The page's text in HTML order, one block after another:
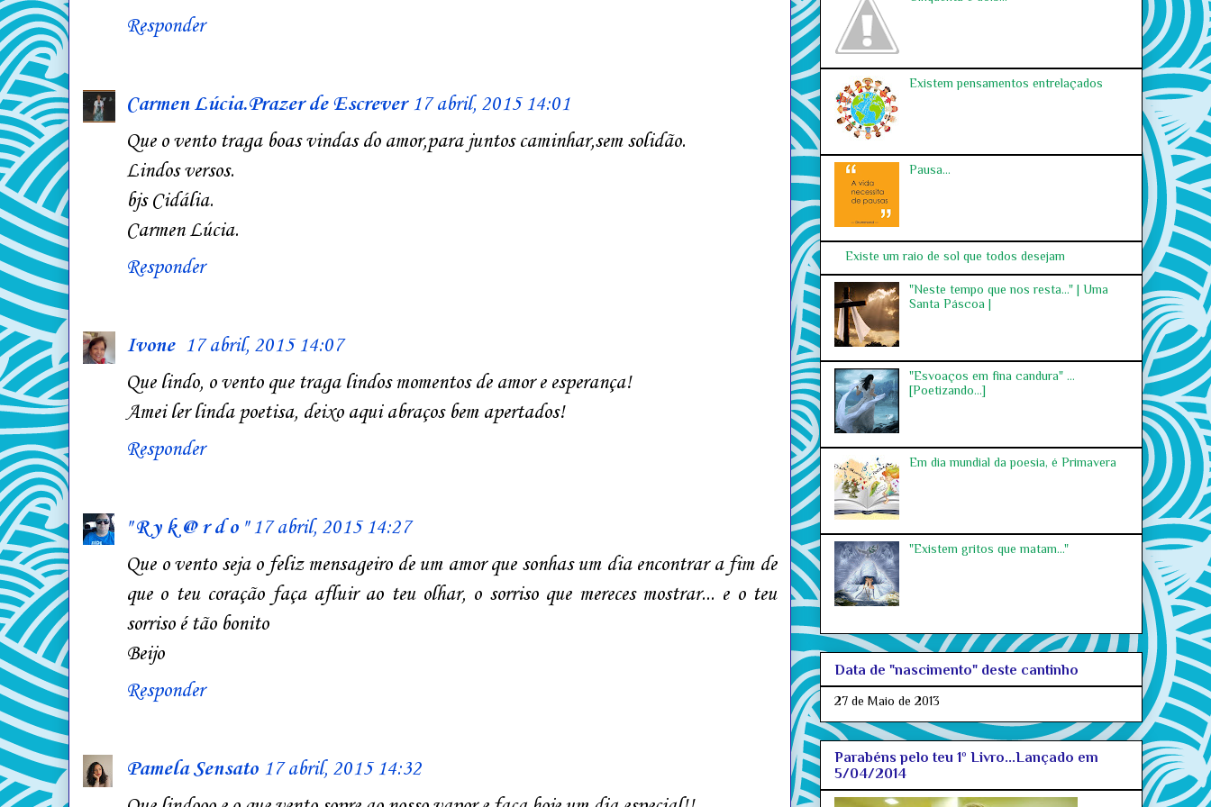
Responder
Carmen Lúcia.Prazer de Escrever 17 abril, 2015 14:01
Que o vento traga boas vindas do amor,para juntos caminhar,sem solidão.
Lindos versos.
bjs Cidália.
Carmen Lúcia.
Responder
Ivone 17 abril, 2015 14:07
Que lindo, o vento que traga lindos momentos de amor e esperança!
Amei ler linda poetisa, deixo aqui abraços bem apertados!
Responder
" R y k @ r d o " 17 abril, 2015 14:27
Que o vento seja o feliz mensageiro de um amor que sonhas um dia encontrar a fim de
que o teu coração faça afluir ao teu olhar, o sorriso que mereces mostrar... e o teu
sorriso é tão bonito
Beijo
Responder
Pamela Sensato 17 abril, 2015 14:32
Existem pensamentos entrelaçados
Pausa...
Existe um raio de sol que todos desejam
"Neste tempo que nos resta..." | Uma
Santa Páscoa |
"Esvoaços em fina candura" ...
[Poetizando...]
Em dia mundial da poesia, é Primavera
"Existem gritos que matam..."
Data de "nascimento" deste cantinho
27 de Maio de 2013
Parabéns pelo teu 1º Livro...Lançado em
5/04/2014